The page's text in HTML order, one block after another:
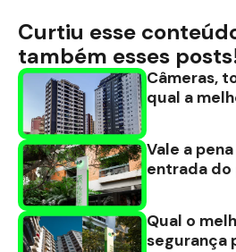
Curtiu esse
também esses
Câmeras,
qual a
Vale a
entrada do
Qual o
segurança